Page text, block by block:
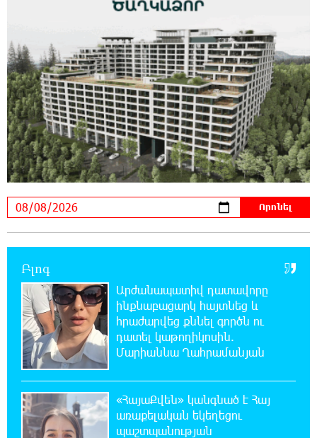
Երևանում և մարզերում էլեկտրաէներգիայի
21:26:16 7-08-2026
Ստեփանավանում ռուս կին է փորձել
ինքնասպան լինել
21:08:37 7-08-2026
ԵԱՏՄ֊ն չի ուզում, որ իր միջոցներով
զարգանա Հայաստանի տնտեսությունը ու
հետո գնա ԵՄ. Արշակ Կարապետյան
21:03:44 7-08-2026
Կաթողիկոսի նկատմամբ իրականացվող
բռնադատավարությունը միահեծան
իշխանության հետևանք է. Հանրային Դաշինք
Մեր երկրում իշխանության և ընդդիմության
անվերջանալի պայքարում տուժում է միայն
ու միայն ՀՀ քաղաքացին. Աննա Կոստանյան
Բլոգ
Արժանապատիվ դատավորը
ինքնաբացարկ հայտնեց և
հրաժարվեց քննել գործն ու
դատել կաթողիկոսին.
Մարիաննա Ղահրամանյան
«ՀայաՔվեն» կանգնած է Հայ
առաքելական եկեղեցու
պաշտպանության